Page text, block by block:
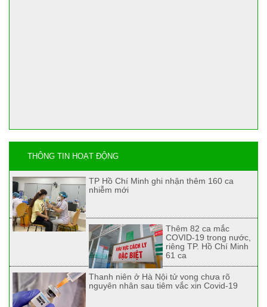
THÔNG TIN HOẠT ĐỘNG
TP Hồ Chí Minh ghi nhận thêm 160 ca
nhiễm mới
Thêm 82 ca mắc
COVID-19 trong nước,
riêng TP. Hồ Chí Minh
61 ca
Thanh niên ở Hà Nội tử vong chưa rõ
nguyên nhân sau tiêm vắc xin Covid-19